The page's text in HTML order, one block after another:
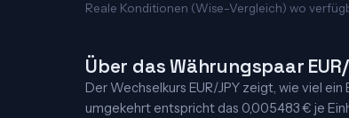
Reale Konditionen (Wise-Vergleich) wo
Über das Währungspaar
Der Wechselkurs EUR/JPY zeigt, wie viel
umgekehrt entspricht das 0,005483 € je